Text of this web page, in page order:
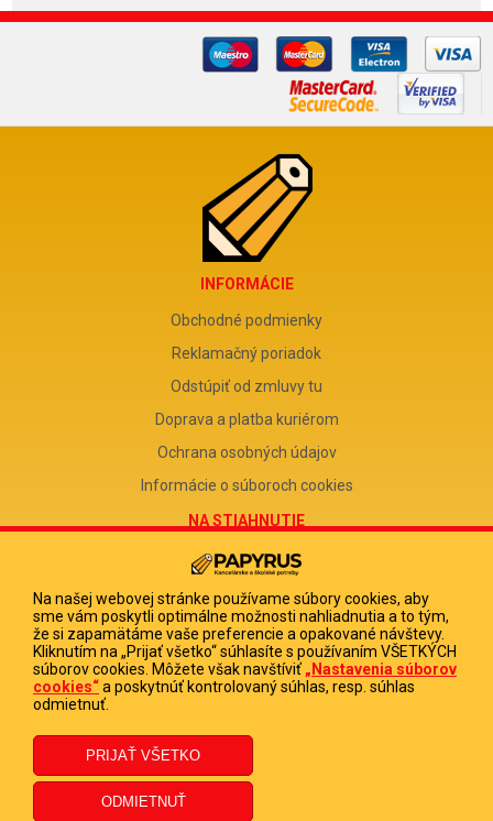
INFORMÁCIE
Obchodné podmienky
Reklamačný poriadok
Odstúpiť od zmluvy tu
Doprava a platba kuriérom
Ochrana osobných údajov
Informácie o súboroch cookies
NA STIAHNUTIE
Reklamačný formulár
Odstúpenie od zmluvy
Poučenie o odstúpení od zmluvy
FIRMA
PAPYRUS POPRAD, s.r.o.
DIČ 2020513880
IČ DPH SK2020513880
Na našej webovej stránke používame súbory cookies, aby
sme vám poskytli optimálne možnosti nahliadnutia a to tým,
že si zapamätáme vaše preferencie a opakované návštevy.
Kliknutím na „Prijať všetko“ súhlasíte s používaním VŠETKÝCH
súborov cookies. Môžete však navštíviť „Nastavenia súborov
cookies“a poskytnúť kontrolovaný súhlas, resp. súhlas
odmietnuť.